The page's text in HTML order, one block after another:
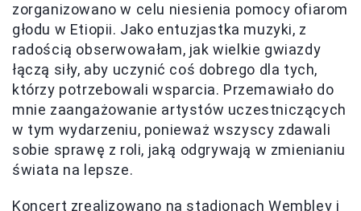
zorganizowano w celu niesienia pomocy ofiarom
głodu w Etiopii. Jako entuzjastka muzyki, z
radością obserwowałam, jak wielkie gwiazdy
łączą siły, aby uczynić coś dobrego dla tych,
którzy potrzebowali wsparcia. Przemawiało do
mnie zaangażowanie artystów uczestniczących
w tym wydarzeniu, ponieważ wszyscy zdawali
sobie sprawę z roli, jaką odgrywają w zmienianiu
świata na lepsze.
Koncert zrealizowano na stadionach Wembley i